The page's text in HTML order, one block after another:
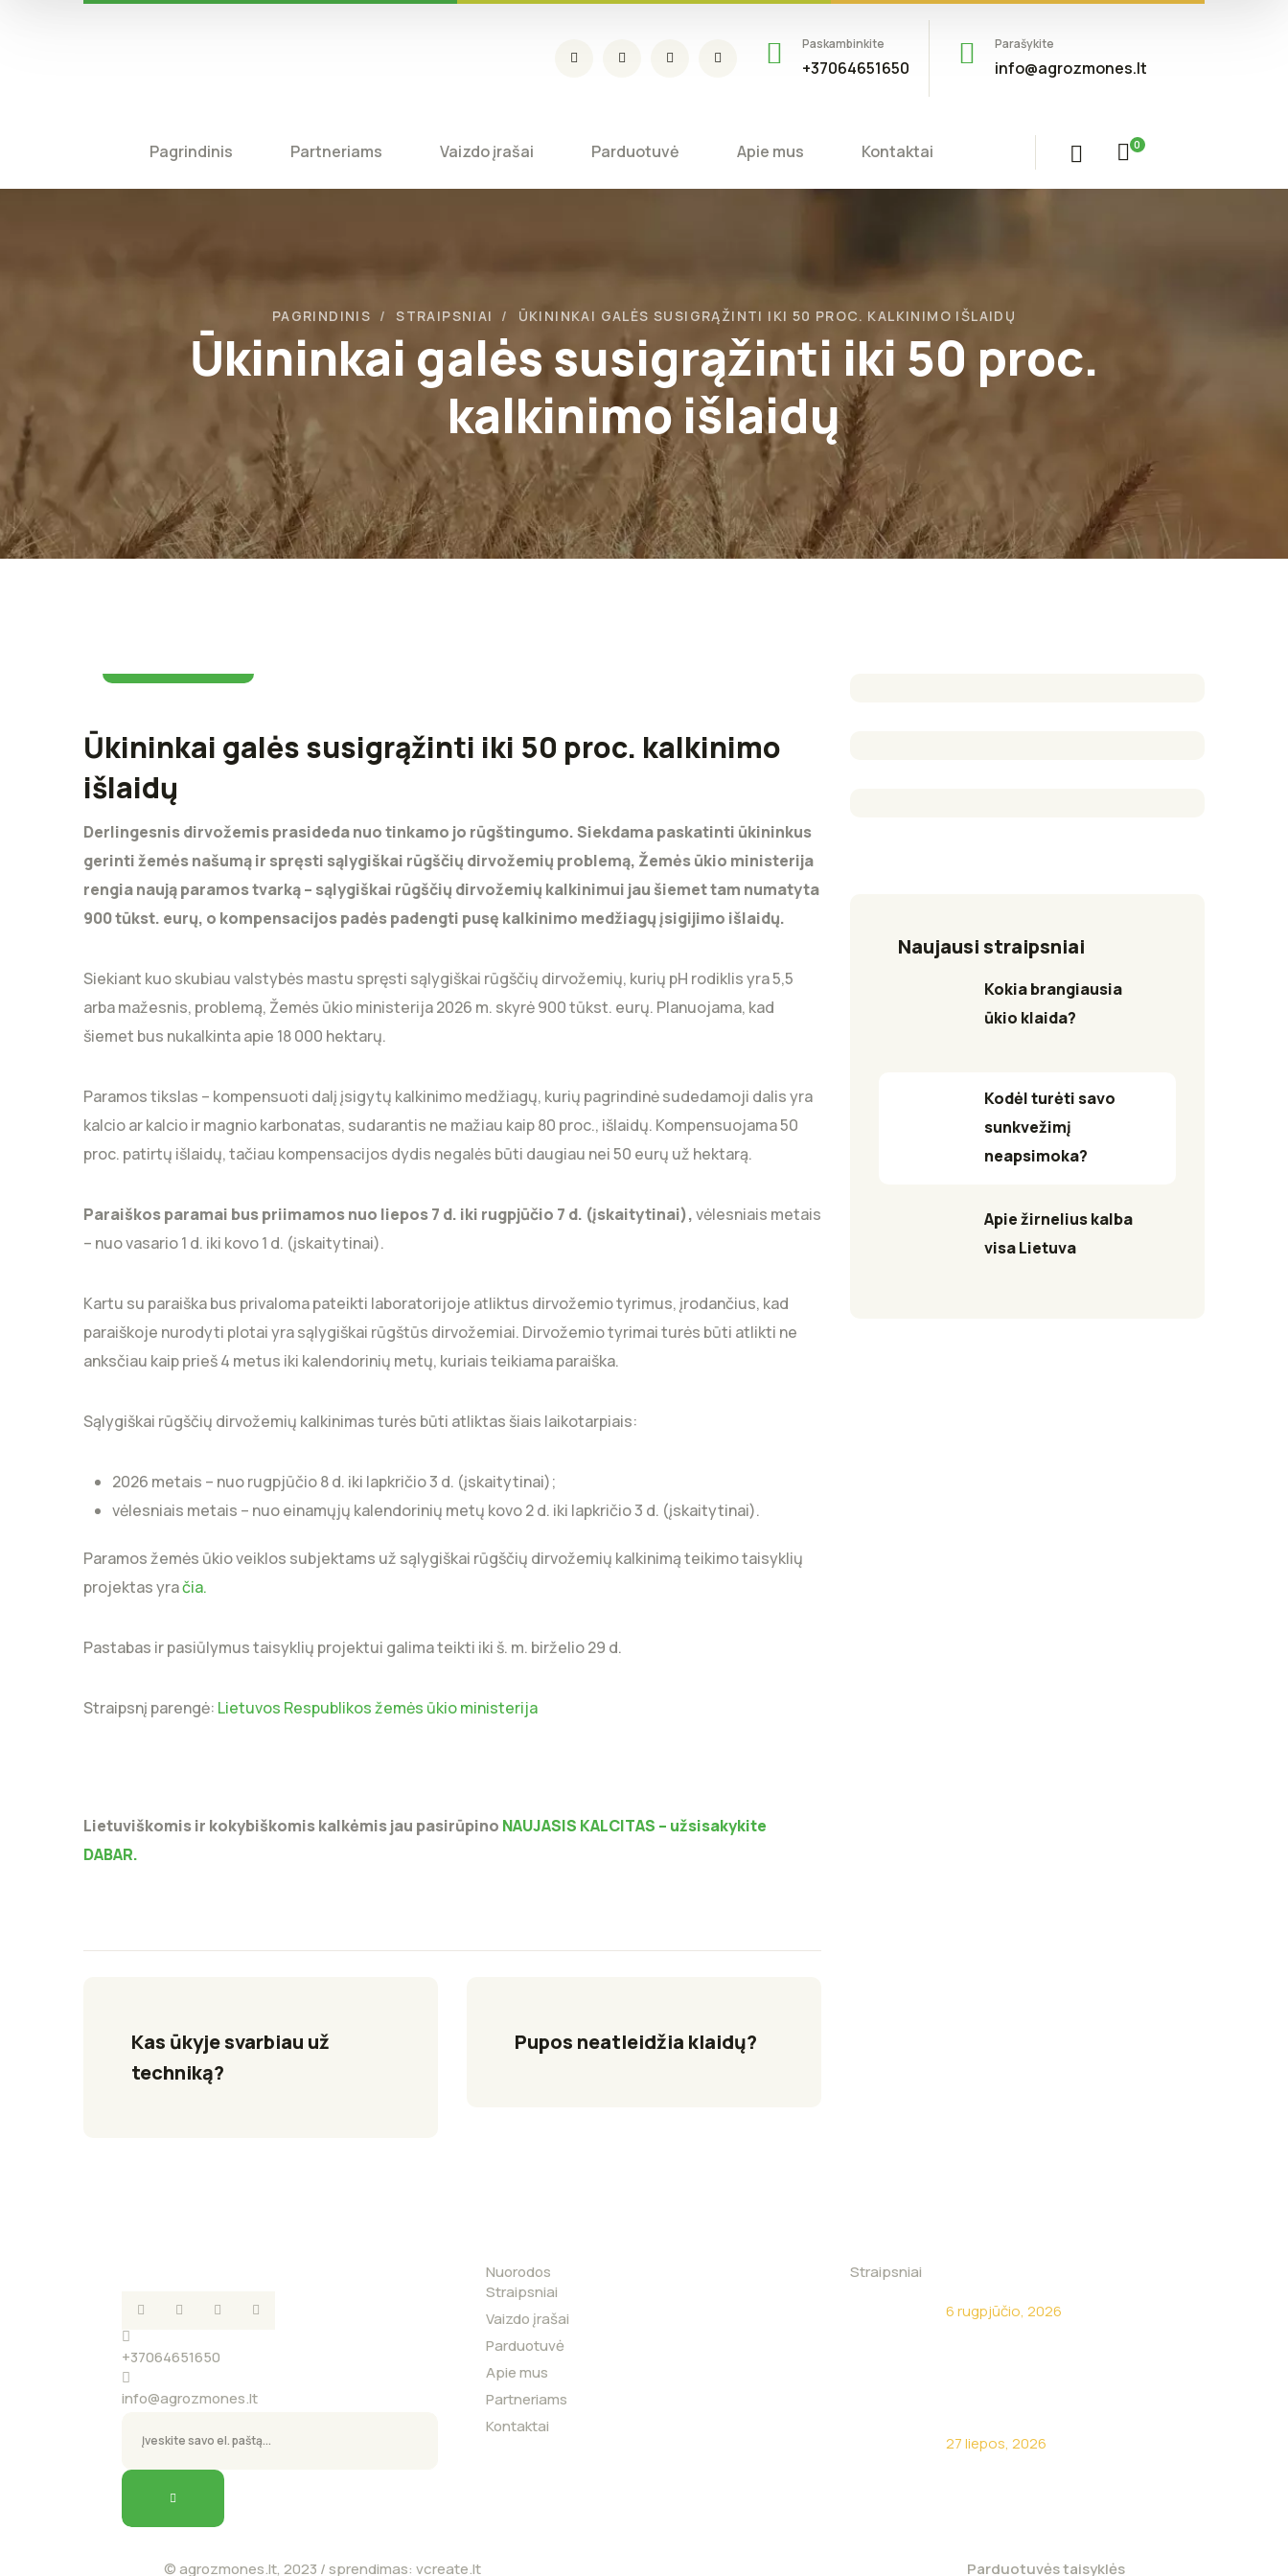
Paskambinkite
+37064651650
Parašykite
info@agrozmones.lt
Pagrindinis Partneriams Vaizdo įrašai Parduotuvė Apie mus Kontaktai 0
Ūkininkai galės susigrąžinti iki 50 proc.
kalkinimo išlaidų
PAGRINDINIS STRAIPSNIAI ŪKININKAI GALĖS SUSIGRĄŽINTI IKI 50 PROC. KALKINIMO IŠLAIDŲ
Ūkininkai galės susigrąžinti iki 50 proc. kalkinimo
išlaidų
Derlingesnis dirvožemis prasideda nuo tinkamo jo rūgštingumo. Siekdama paskatinti ūkininkus
gerinti žemės našumą ir spręsti sąlygiškai rūgščių dirvožemių problemą, Žemės ūkio ministerija
rengia naują paramos tvarką – sąlygiškai rūgščių dirvožemių kalkinimui jau šiemet tam numatyta
900 tūkst. eurų, o kompensacijos padės padengti pusę kalkinimo medžiagų įsigijimo išlaidų.
Siekiant kuo skubiau valstybės mastu spręsti sąlygiškai rūgščių dirvožemių, kurių pH rodiklis yra 5,5
arba mažesnis, problemą, Žemės ūkio ministerija 2026 m. skyrė 900 tūkst. eurų. Planuojama, kad
šiemet bus nukalkinta apie 18 000 hektarų.
Paramos tikslas – kompensuoti dalį įsigytų kalkinimo medžiagų, kurių pagrindinė sudedamoji dalis yra
kalcio ar kalcio ir magnio karbonatas, sudarantis ne mažiau kaip 80 proc., išlaidų. Kompensuojama 50
proc. patirtų išlaidų, tačiau kompensacijos dydis negalės būti daugiau nei 50 eurų už hektarą.
Paraiškos paramai bus priimamos nuo liepos 7 d. iki rugpjūčio 7 d. (įskaitytinai),vėlesniais metais
– nuo vasario 1 d. iki kovo 1 d. (įskaitytinai).
Kartu su paraiška bus privaloma pateikti laboratorijoje atliktus dirvožemio tyrimus, įrodančius, kad
paraiškoje nurodyti plotai yra sąlygiškai rūgštūs dirvožemiai. Dirvožemio tyrimai turės būti atlikti ne
anksčiau kaip prieš 4 metus iki kalendorinių metų, kuriais teikiama paraiška.
Sąlygiškai rūgščių dirvožemių kalkinimas turės būti atliktas šiais laikotarpiais:
2026 metais – nuo rugpjūčio 8 d. iki lapkričio 3 d. (įskaitytinai);
vėlesniais metais – nuo einamųjų kalendorinių metų kovo 2 d. iki lapkričio 3 d. (įskaitytinai).
Paramos žemės ūkio veiklos subjektams už sąlygiškai rūgščių dirvožemių kalkinimą teikimo taisyklių
projektas yračia.
Pastabas ir pasiūlymus taisyklių projektui galima teikti iki š. m. birželio 29 d.
Straipsnį parengė: Lietuvos Respublikos žemės ūkio ministerija
Lietuviškomis ir kokybiškomis kalkėmis jau pasirūpino NAUJASIS KALCITAS – užsisakykite
DABAR.
Kas ūkyje svarbiau už
techniką?
Pupos neatleidžia klaidų?
Naujausi straipsniai
Kokia brangiausia
ūkio klaida?
Kodėl turėti savo
sunkvežimį
neapsimoka?
Apie žirnelius kalba
visa Lietuva
+37064651650
info@agrozmones.lt
Nuorodos
Straipsniai
Vaizdo įrašai
Parduotuvė
Apie mus
Partneriams
Kontaktai
Straipsniai
6 rugpjūčio, 2026
27 liepos, 2026
© agrozmones.lt, 2023 / sprendimas: vcreate.lt Parduotuvės taisyklės